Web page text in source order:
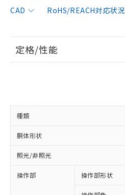
CAD
RoHS/REACH対応状況
定格/性能
種類
胴体形状
照光/非照光
操作部 操作部形状